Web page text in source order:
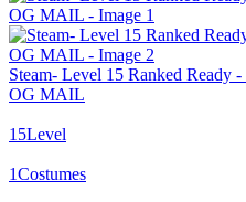
Steam- Level 15 Ranked
OG MAIL
15Level
1Costumes